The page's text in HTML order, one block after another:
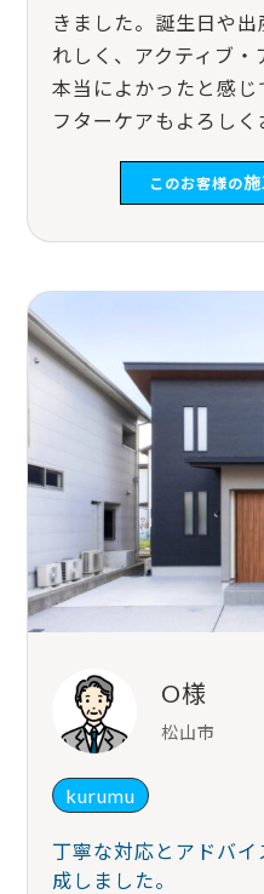
きました。誕生日や
れしく、アクティブ・
本当によかったと感
フターケアもよろしく
このお客様の施
O様
松山市
kurumu
丁寧な対応とアドバ
成しました。